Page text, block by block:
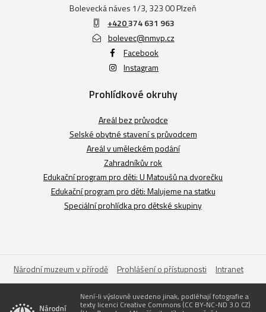
Bolevecká náves 1/3, 323 00 Plzeň
+420374 631 963
bolevec@nmvp.cz
Facebook
Instagram
Prohlídkové okruhy
Areál bez průvodce
Selské obytné stavení s průvodcem
Areál v uměleckém podání
Zahradníkův rok
Edukační program pro děti: U Matoušů na dvorečku
Edukační program pro děti: Malujeme na statku
Speciální prohlídka pro dětské skupiny
Národní muzeum v přírodě Prohlášení o přístupnosti Intranet
Není-li výslovně uvedeno jinak, podléhají fotografie a
texty licenci Creative Commons (CC BY-NC-ND 3.0 CZ)